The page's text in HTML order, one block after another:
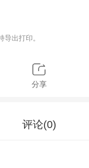
出打印。
分享
评论(0)